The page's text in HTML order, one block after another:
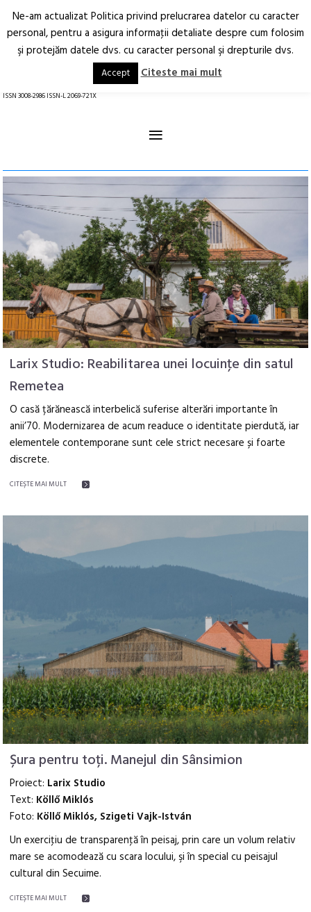
Arhitectură.
Oraș.
RO EN
ISSN 3008-2986 ISSN-L 2069-721X
≡
Larix Studio: Reabilitarea unei locuinţe din satul
Remetea
O casă țărănească interbelică suferise alterări importante în
anii’70. Modernizarea de acum readuce o identitate pierdută, iar
elementele contemporane sunt cele strict necesare și foarte
discrete.
CITEŞTE MAI MULT
Șura pentru toți. Manejul din Sânsimion
Proiect: Larix Studio
Text: Köllő Miklós
Foto: Köllő Miklós, Szigeti Vajk-István
Un exerciţiu de transparenţă în peisaj, prin care un volum relativ
mare se acomodează cu scara locului, şi în special cu peisajul
cultural din Secuime.
CITEŞTE MAI MULT
Ne-am actualizat Politica privind prelucrarea datelor cu caracter
personal, pentru a asigura informaţii detaliate despre cum folosim
şi protejăm datele dvs. cu caracter personal şi drepturile dvs.
Accept Citeste mai mult